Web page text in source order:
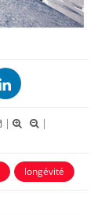
|
|
longévité